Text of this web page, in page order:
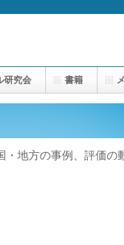
・地方の事例、評価の
研究会 書籍